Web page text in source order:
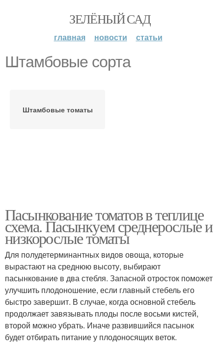
ЗЕЛЁНЫЙ САД
главная новости статьи
Штамбовые сорта
Штамбовые томаты
Пасынкование томатов в теплице
схема. Пасынкуем среднерослые и
низкорослые томаты
Для полудетерминантных видов овоща, которые
вырастают на среднюю высоту, выбирают
пасынкование в два стебля. Запасной отросток поможет
улучшить плодоношение, если главный стебель его
быстро завершит. В случае, когда основной стебель
продолжает завязывать плоды после восьми кистей,
второй можно убрать. Иначе развившийся пасынок
будет отбирать питание у плодоносящих веток.